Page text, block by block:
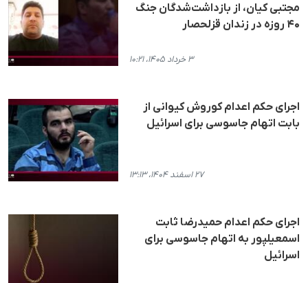
مجتبی کیان، از بازداشت‌شدگان جنگ
۴۰ روزه در زندان قزلحصار
۳ خرداد ۱۴۰۵، ۱۰:۲۱
اجرای حکم اعدام کوروش کیوانی از
بابت اتهام جاسوسی برای اسرائیل
۲۷ اسفند ۱۴۰۴، ۱۳:۱۳
اجرای حکم اعدام حمیدرضا ثابت
اسمعیلپور به اتهام جاسوسی برای
اسرائیل